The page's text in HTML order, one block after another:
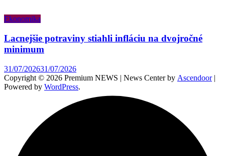
Ekonomika
Lacnejšie potraviny stiahli infláciu na dvojročné
minimum
31/07/202631/07/2026
Copyright © 2026 Premium NEWS | News Center by Ascendoor|
Powered by WordPress.